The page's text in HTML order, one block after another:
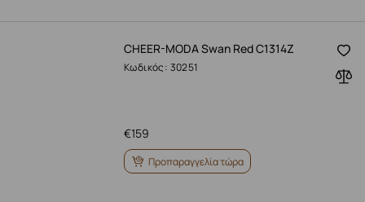
CHEER-MODA Swan Red C1314Z
Κωδικός: 30251
159
€
Προπαραγγελία τώρα